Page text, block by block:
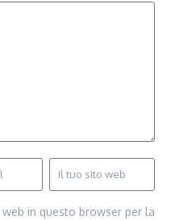
in questo browser per la